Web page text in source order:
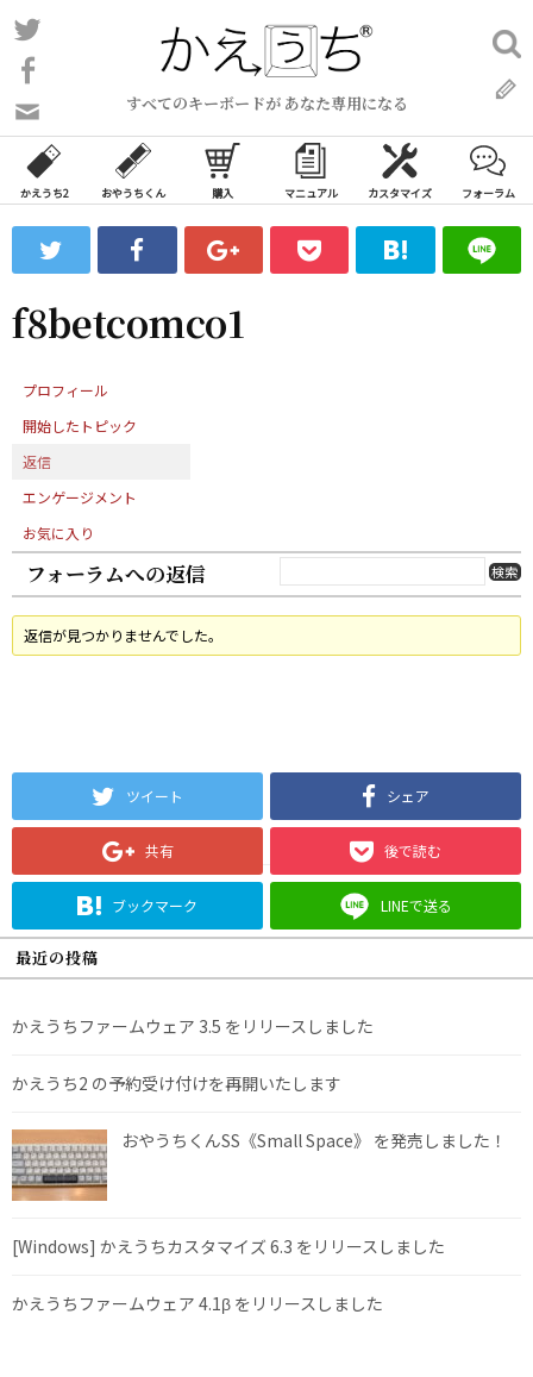
コ
ン
ン
ツ
ス
ッ
プ
すべてのキーボードが あなた専用になる
い
合
わ
フ
ォ
ム
検
索:
かえうち2 おやうちくん 購入 マニュアル カスタマイズ フォーラム
f8betcomco1
プロフィール
開始したトピック
返信
エンゲージメント
お気に入り
フォーラムへの返信
返信が見つかりませんでした。
ツイート シェア
共有 後で読む
ブックマーク LINEで送る
最近の投稿
かえうちファームウェア 3.5 をリリースしました
かえうち2 の予約受け付けを再開いたします
おやうちくんSS《Small Space》 を発売しました！
[Windows] かえうちカスタマイズ 6.3 をリリースしました
かえうちファームウェア 4.1β をリリースしました